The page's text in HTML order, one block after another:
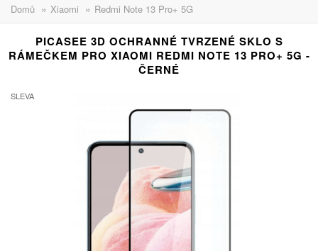
Domů » Xiaomi » Redmi Note 13 Pro+ 5G
PICASEE 3D OCHRANNÉ TVRZENÉ SKLO S
RÁMEČKEM PRO XIAOMI REDMI NOTE 13 PRO+ 5G -
ČERNÉ
SLEVA